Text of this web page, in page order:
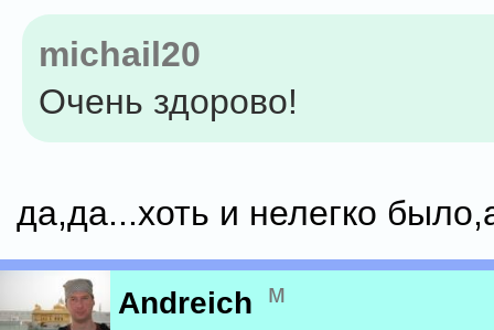
michail20
Очень здорово!
да,да...хоть и нелегко
Andreich м